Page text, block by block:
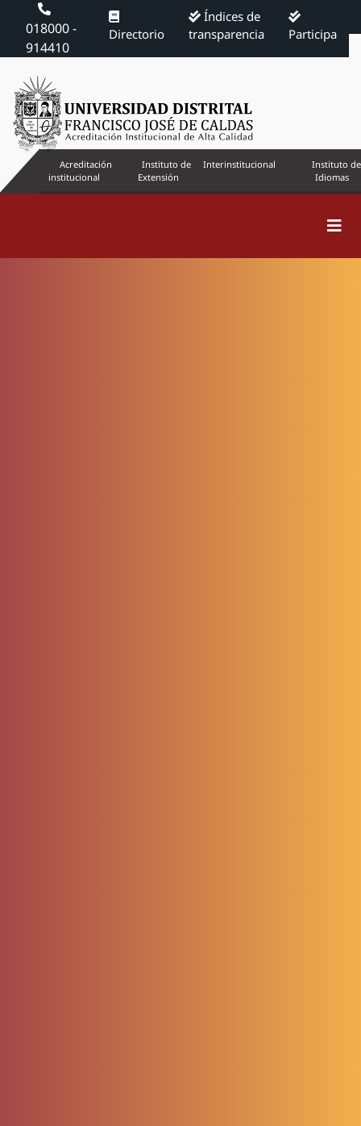
018000 -
914410
Directorio
Índices de
transparencia
Participa
Acreditación
institucional
Instituto de
Extensión
Interinstitucional
Instituto de
Idiomas